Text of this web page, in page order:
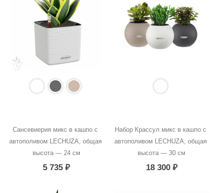
Сансевиерия микс в кашпо с
автополивом LECHUZA, общая
высота — 24 см
5 735 ₽
Набор Крассул микс в кашпо с
автополивом LECHUZA, общая
высота — 30 см
18 300 ₽